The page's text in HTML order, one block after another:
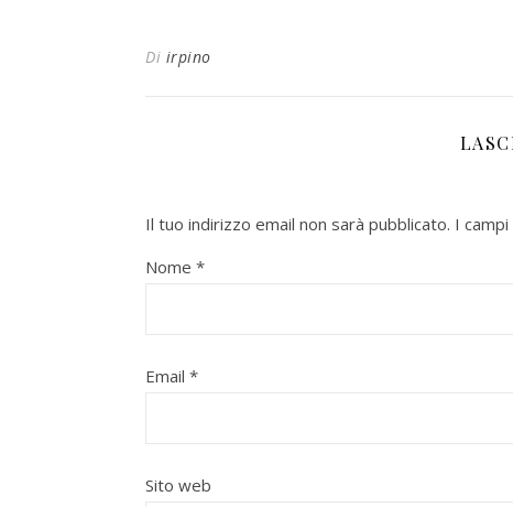
Di irpino
Il tuo indirizzo email non sarà pubblicato. I
Nome *
Email *
Sito web